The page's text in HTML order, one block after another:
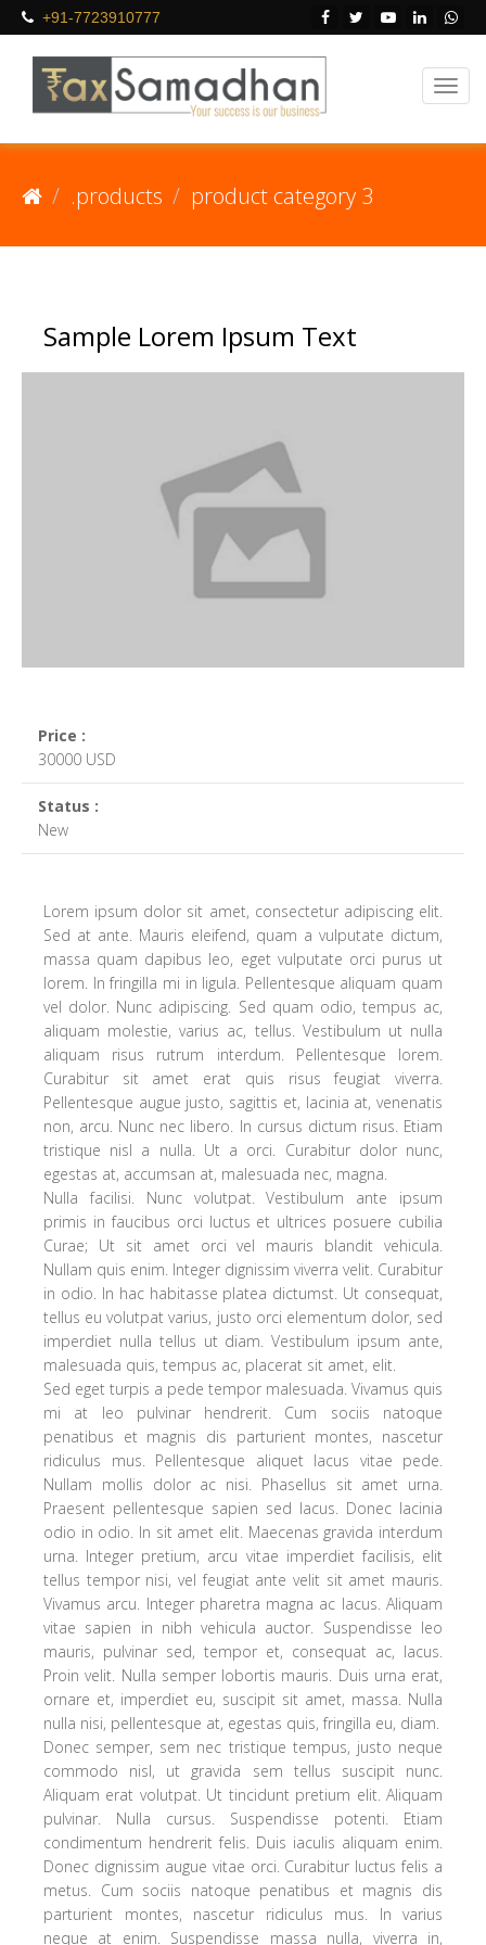
+91-7723910777
.products product category 3
Sample Lorem Ipsum Text
Price :
30000 USD
Status :
New
Lorem ipsum dolor sit amet, consectetur adipiscing elit.
Sed at ante. Mauris eleifend, quam a vulputate dictum,
massa quam dapibus leo, eget vulputate orci purus ut
lorem. In fringilla mi in ligula. Pellentesque aliquam quam
vel dolor. Nunc adipiscing. Sed quam odio, tempus ac,
aliquam molestie, varius ac, tellus. Vestibulum ut nulla
aliquam risus rutrum interdum. Pellentesque lorem.
Curabitur sit amet erat quis risus feugiat viverra.
Pellentesque augue justo, sagittis et, lacinia at, venenatis
non, arcu. Nunc nec libero. In cursus dictum risus. Etiam
tristique nisl a nulla. Ut a orci. Curabitur dolor nunc,
egestas at, accumsan at, malesuada nec, magna.
Nulla facilisi. Nunc volutpat. Vestibulum ante ipsum
primis in faucibus orci luctus et ultrices posuere cubilia
Curae; Ut sit amet orci vel mauris blandit vehicula.
Nullam quis enim. Integer dignissim viverra velit. Curabitur
in odio. In hac habitasse platea dictumst. Ut consequat,
tellus eu volutpat varius, justo orci elementum dolor, sed
imperdiet nulla tellus ut diam. Vestibulum ipsum ante,
malesuada quis, tempus ac, placerat sit amet, elit.
Sed eget turpis a pede tempor malesuada. Vivamus quis
mi at leo pulvinar hendrerit. Cum sociis natoque
penatibus et magnis dis parturient montes, nascetur
ridiculus mus. Pellentesque aliquet lacus vitae pede.
Nullam mollis dolor ac nisi. Phasellus sit amet urna.
Praesent pellentesque sapien sed lacus. Donec lacinia
odio in odio. In sit amet elit. Maecenas gravida interdum
urna. Integer pretium, arcu vitae imperdiet facilisis, elit
tellus tempor nisi, vel feugiat ante velit sit amet mauris.
Vivamus arcu. Integer pharetra magna ac lacus. Aliquam
vitae sapien in nibh vehicula auctor. Suspendisse leo
mauris, pulvinar sed, tempor et, consequat ac, lacus.
Proin velit. Nulla semper lobortis mauris. Duis urna erat,
ornare et, imperdiet eu, suscipit sit amet, massa. Nulla
nulla nisi, pellentesque at, egestas quis, fringilla eu, diam.
Donec semper, sem nec tristique tempus, justo neque
commodo nisl, ut gravida sem tellus suscipit nunc.
Aliquam erat volutpat. Ut tincidunt pretium elit. Aliquam
pulvinar. Nulla cursus. Suspendisse potenti. Etiam
condimentum hendrerit felis. Duis iaculis aliquam enim.
Donec dignissim augue vitae orci. Curabitur luctus felis a
metus. Cum sociis natoque penatibus et magnis dis
parturient montes, nascetur ridiculus mus. In varius
neque at enim. Suspendisse massa nulla, viverra in,